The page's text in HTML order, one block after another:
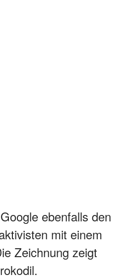
ebenfalls den
mit einem
Zeichnung zeigt